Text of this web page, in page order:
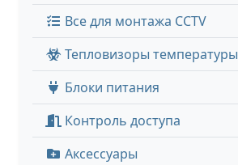
Все для монтажа CCTV
Тепловизоры температуры
Блоки питания
Контроль доступа
Аксессуары